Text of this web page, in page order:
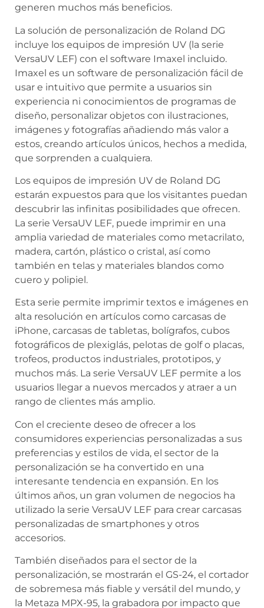
generen muchos más beneficios.
La solución de personalización de Roland DG
incluye los equipos de impresión UV (la serie
VersaUV LEF) con el software Imaxel incluido.
Imaxel es un software de personalización fácil de
usar e intuitivo que permite a usuarios sin
experiencia ni conocimientos de programas de
diseño, personalizar objetos con ilustraciones,
imágenes y fotografías añadiendo más valor a
estos, creando artículos únicos, hechos a medida,
que sorprenden a cualquiera.
Los equipos de impresión UV de Roland DG
estarán expuestos para que los visitantes puedan
descubrir las infinitas posibilidades que ofrecen.
La serie VersaUV LEF, puede imprimir en una
amplia variedad de materiales como metacrilato,
madera, cartón, plástico o cristal, así como
también en telas y materiales blandos como
cuero y polipiel.
Esta serie permite imprimir textos e imágenes en
alta resolución en artículos como carcasas de
iPhone, carcasas de tabletas, bolígrafos, cubos
fotográficos de plexiglás, pelotas de golf o placas,
trofeos, productos industriales, prototipos, y
muchos más. La serie VersaUV LEF permite a los
usuarios llegar a nuevos mercados y atraer a un
rango de clientes más amplio.
Con el creciente deseo de ofrecer a los
consumidores experiencias personalizadas a sus
preferencias y estilos de vida, el sector de la
personalización se ha convertido en una
interesante tendencia en expansión. En los
últimos años, un gran volumen de negocios ha
utilizado la serie VersaUV LEF para crear carcasas
personalizadas de smartphones y otros
accesorios.
También diseñados para el sector de la
personalización, se mostrarán el GS-24, el cortador
de sobremesa más fiable y versátil del mundo, y
la Metaza MPX-95, la grabadora por impacto que